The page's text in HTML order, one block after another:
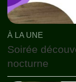
À LA UNE
Soirée
nocturne